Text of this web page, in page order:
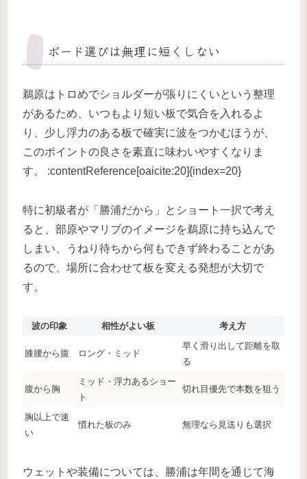
ボード選びは無理に短くしない
鵜原はトロめでショルダーが張りにくいという整理
があるため、いつもより短い板で気合を入れるよ
り、少し浮力のある板で確実に波をつかむほうが、
このポイントの良さを素直に味わいやすくなりま
す。 :contentReference[oaicite:20]{index=20}
特に初級者が「勝浦だから」とショート一択で考え
ると、部原やマリブのイメージを鵜原に持ち込んで
しまい、うねり待ちから何もできず終わることがあ
るので、場所に合わせて板を変える発想が大切で
す。
波の印象 相性がよい板 考え方
膝腰から腹 ロング・ミッド
早く滑り出して距離を取
る
腹から胸
ミッド・浮力あるショー
ト
切れ目優先で本数を狙う
胸以上で速
い
慣れた板のみ 無理なら見送りも選択
ウェットや装備については、勝浦は年間を通じて海